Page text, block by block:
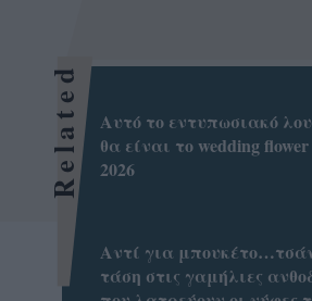
Related
Αυτό το εντυπωσιακό
θα είναι το wedding
2026
Αντί για
τάση στις γαμήλιες